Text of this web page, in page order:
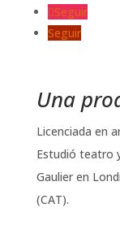
Seguir
Seguir
Una
Licenciada en
Estudió teatro
Gaulier en
(CAT).